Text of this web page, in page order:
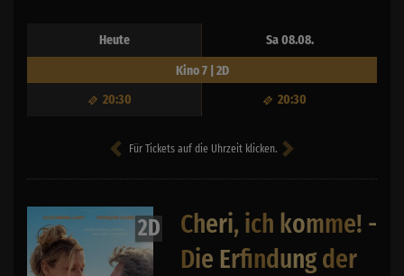
Heute Sa 08.08.
20:30 20:30
Kino 7 | 2D
Für Tickets auf die Uhrzeit klicken.
2D
Cheri, ich komme! -
Die Erfindung der